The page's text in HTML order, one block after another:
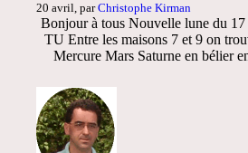
20 avril, parChristophe Kirman
Bonjour à tous Nouvelle lune du 17
TU Entre les maisons 7 et 9 on
Mercure Mars Saturne en bélier